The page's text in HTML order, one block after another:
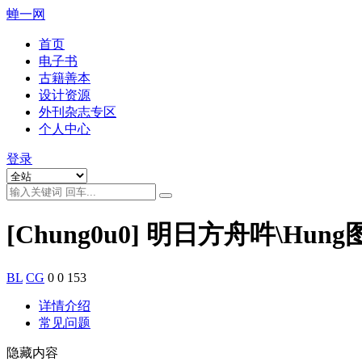
蝉一网
首页
电子书
古籍善本
设计资源
外刊杂志专区
个人中心
登录
[Chung0u0] 明日方舟吽\Hung
BL CG 0 0 153
详情介绍
常见问题
隐藏内容